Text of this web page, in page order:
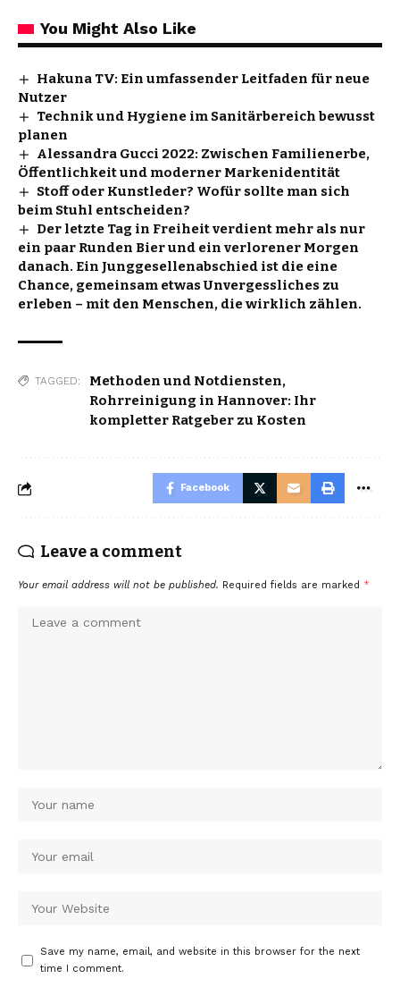
You Might Also Like
Hakuna TV: Ein umfassender Leitfaden für neue
Nutzer
Technik und Hygiene im Sanitärbereich bewusst
planen
Alessandra Gucci 2022: Zwischen Familienerbe,
Öffentlichkeit und moderner Markenidentität
Stoff oder Kunstleder? Wofür sollte man sich
beim Stuhl entscheiden?
Der letzte Tag in Freiheit verdient mehr als nur
ein paar Runden Bier und ein verlorener Morgen
danach. Ein Junggesellenabschied ist die eine
Chance, gemeinsam etwas Unvergessliches zu
erleben – mit den Menschen, die wirklich zählen.
TAGGED: Methoden und Notdiensten,
Rohrreinigung in Hannover: Ihr
kompletter Ratgeber zu Kosten
Facebook
Leave a comment
Your email address will not be published. Required fields are marked *
Save my name, email, and website in this browser for the next
time I comment.